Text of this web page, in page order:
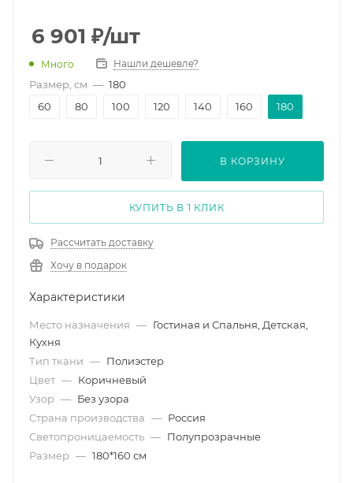
6 901 ₽/шт
Много Нашли дешевле?
Размер, см — 180
60
80 100 120 140 160 180
В КОРЗИНУ
КУПИТЬ В 1 КЛИК
Рассчитать доставку
Хочу в подарок
Характеристики
Место назначения — Гостиная и Спальня, Детская,
Кухня
Тип ткани — Полиэстер
Цвет — Коричневый
Узор — Без узора
Страна производства — Россия
Светопроницаемость — Полупрозрачные
Размер — 180*160 см